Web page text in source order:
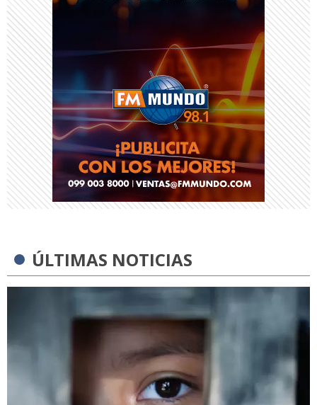
ÚLTIMAS NOTICIAS